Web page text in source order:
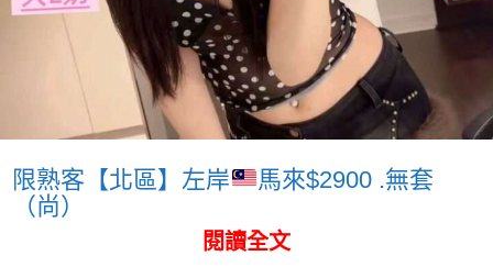
限熟客【北區】左岸
馬來$2900 .無套
（尚）
閱讀全文